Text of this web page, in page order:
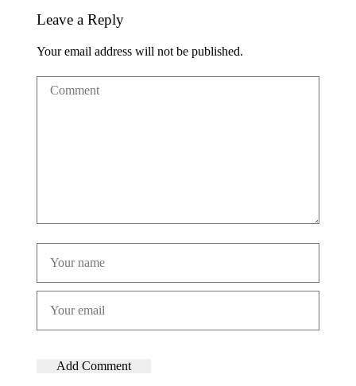
Leave a Reply
Your email address will not be published.